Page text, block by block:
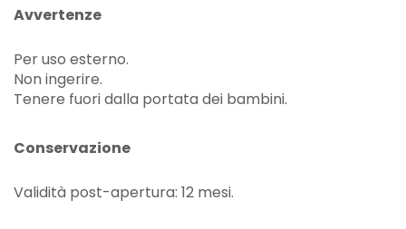
Avvertenze
Per uso esterno.
Non ingerire.
Tenere fuori dalla portata dei bambini.
Conservazione
Validità post-apertura: 12 mesi.